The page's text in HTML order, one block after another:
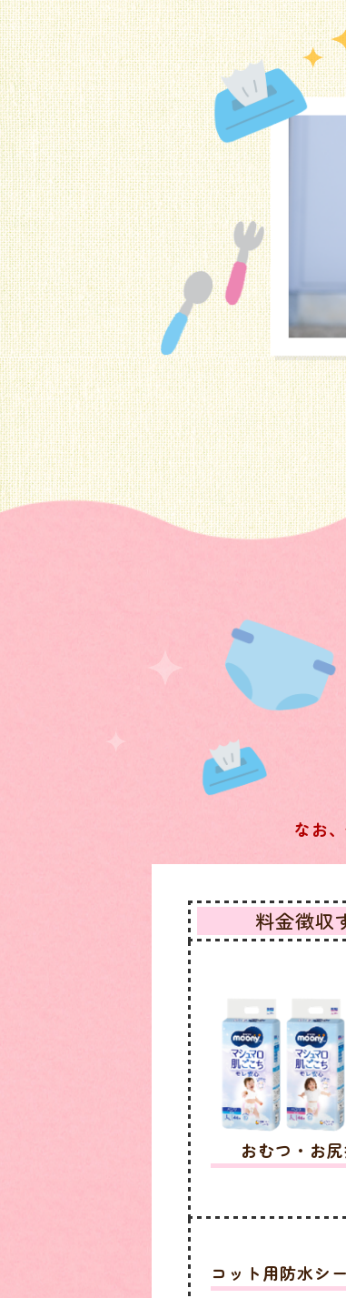
なお
料金徴収
おむつ・お
コット用防水シ